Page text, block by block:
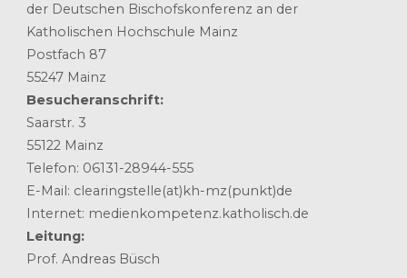
der Deutschen Bischofskonferenz an der
Katholischen Hochschule Mainz
Postfach 87
55247 Mainz
Besucheranschrift:
Saarstr. 3
55122 Mainz
Telefon: 06131-28944-555
E-Mail: clearingstelle(at)kh-mz(punkt)de
Internet: medienkompetenz.katholisch.de
Leitung:
Prof. Andreas Büsch